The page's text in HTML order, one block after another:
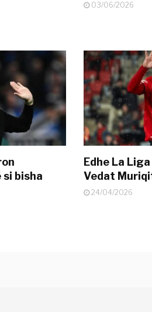
03/06/2026
si bisha
Edhe La
Vedat
24/04/2026